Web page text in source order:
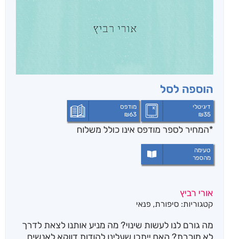
הוספה לסל
דיגיטלי
₪35
מודפס
₪63
*המחיר לספר מודפס אינו כולל משלוח
טעימה
מהספר
אורי רביץ
קטגוריות: סיפורת, פנאי
מה גורם לנו לעשות שינוי? מה מניע אותנו לצאת לדרך
לא מוכרת? האם ייתכן שעלינו להודות דווקא לאנשים